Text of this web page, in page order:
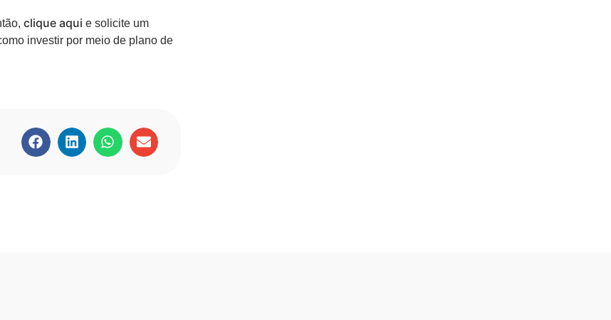
clique aqui e solicite um
investir por meio de plano de